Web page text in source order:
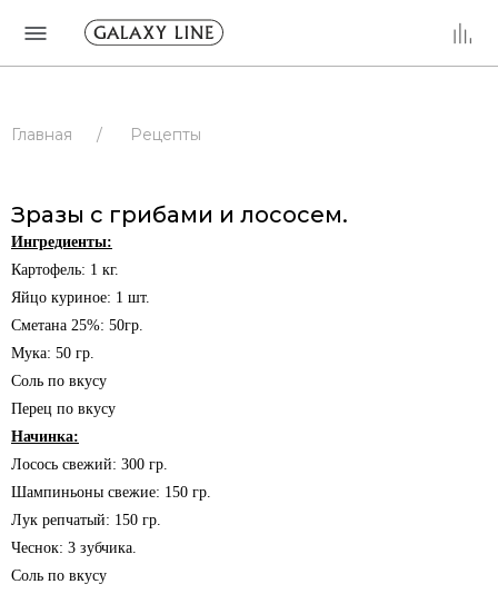
Главная / Рецепты
Зразы с грибами и лососем.
Ингредиенты:
Картофель: 1 кг.
Яйцо куриное: 1 шт.
Сметана 25%: 50гр.
Мука: 50 гр.
Соль по вкусу
Перец по вкусу
Начинка:
Лосось свежий: 300 гр.
Шампиньоны свежие: 150 гр.
Лук репчатый: 150 гр.
Чеснок: 3 зубчика.
Соль по вкусу